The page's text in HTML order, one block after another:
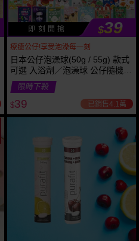
即 刻 開 搶 $39
療癒公仔!享受泡澡每一刻
日本公仔泡澡球(50g / 55g) 款式
可選 入浴劑／泡澡球 公仔隨機出
貨
限時下殺
$39 已銷售4.1萬